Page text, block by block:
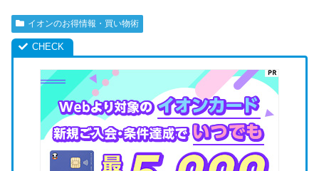
イオンのお得情報・買い物術